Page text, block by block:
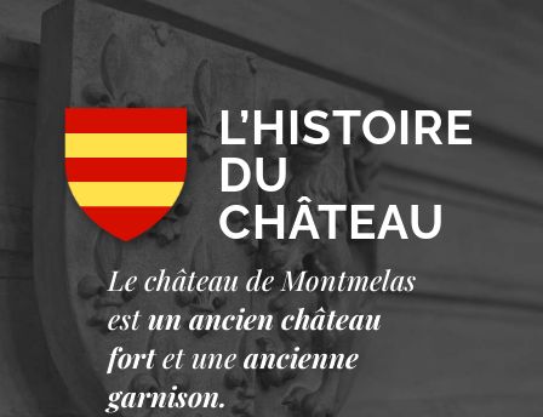
L’HISTOIRE
DU
CHÂTEAU
Le château de Montmelas
est un ancien château
fort et une ancienne
garnison.